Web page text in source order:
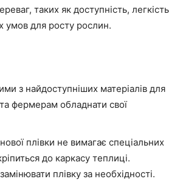
таких як доступність, легкість
умов для росту рослин.
з найдоступніших матеріалів для
фермерам обладнати свої
плівки не вимагає спеціальних
до каркасу теплиці.
плівку за необхідності.